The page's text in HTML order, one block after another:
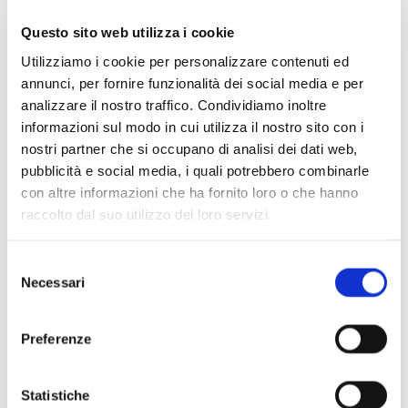
Questo sito web utilizza i cookie
Utilizziamo i cookie per personalizzare contenuti ed
annunci, per fornire funzionalità dei social media e per
analizzare il nostro traffico. Condividiamo inoltre
informazioni sul modo in cui utilizza il nostro sito con i
nostri partner che si occupano di analisi dei dati web,
pubblicità e social media, i quali potrebbero combinarle
con altre informazioni che ha fornito loro o che hanno
raccolto dal suo utilizzo dei loro servizi.
delNecessari
Preferenze
Statistiche
stesso anno ha debuttato anche alla Biennale Musica di
Venezia.
Ha inoltre collaborato con solisti come Mario Brunello,
Vittorio Grigolo, Alessandro Carbonare, Gautier Capuçon,
Francesco Meli, Giovanni Sollima, Francesca Dego e Daniel
Müller-Schott.
È stato scelto dalla Presidenza del Senato per dirigere il
l’Orchestra del Mariinski e al Teatro Regio di Torino con i
I suoi prossimi impegni includono il ritorno nella stagione